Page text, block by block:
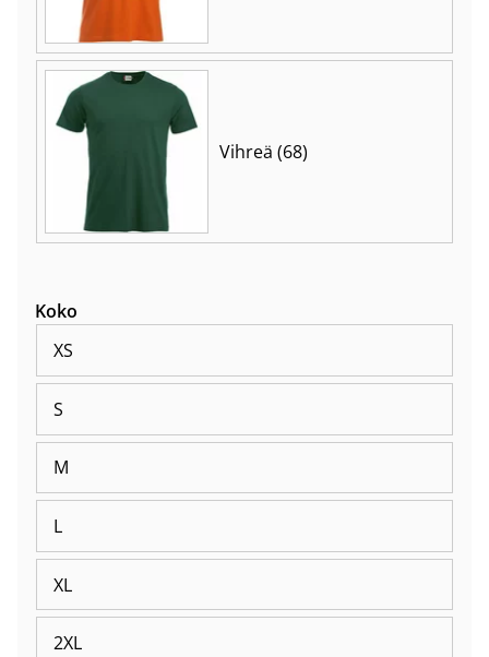
Vihreä (68)
Koko
XS
S
M
L
XL
2XL